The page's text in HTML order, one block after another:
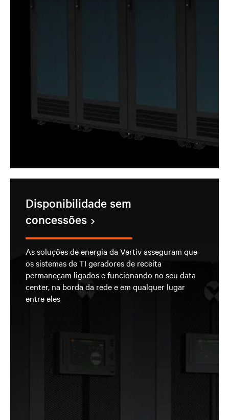
Disponibilidade sem
concessões
As soluções de energia da Vertiv asseguram que
os sistemas de TI geradores de receita
permaneçam ligados e funcionando no seu data
center, na borda da rede e em qualquer lugar
entre eles